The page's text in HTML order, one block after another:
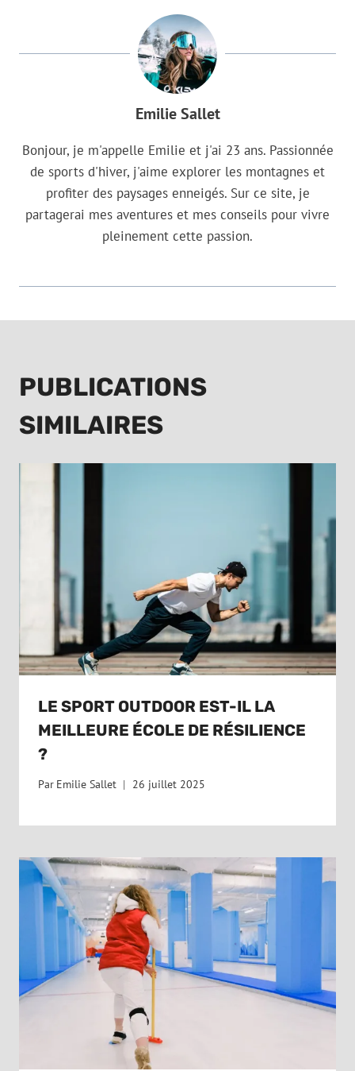
Emilie Sallet
Bonjour, je m'appelle Emilie et j'ai 23 ans. Passionnée
de sports d'hiver, j'aime explorer les montagnes et
profiter des paysages enneigés. Sur ce site, je
partagerai mes aventures et mes conseils pour vivre
pleinement cette passion.
PUBLICATIONS
SIMILAIRES
LE SPORT OUTDOOR EST-IL LA
MEILLEURE ÉCOLE DE RÉSILIENCE
?
Par Emilie Sallet 26 juillet 2025